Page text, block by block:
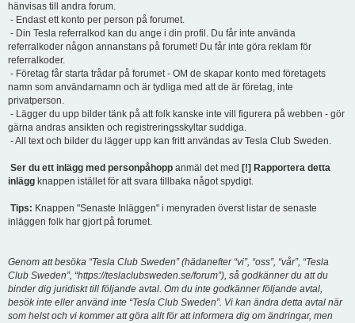
hänvisas till andra forum.
- Endast ett konto per person på forumet.
- Din Tesla referralkod kan du ange i din profil. Du får inte använda
referralkoder någon annanstans på forumet! Du får inte göra reklam för
referralkoder.
- Företag får starta trådar på forumet - OM de skapar konto med företagets
namn som användarnamn och är tydliga med att de är företag, inte
privatperson.
- Lägger du upp bilder tänk på att folk kanske inte vill figurera på webben - gör
gärna andras ansikten och registreringsskyltar suddiga.
- All text och bilder du lägger upp kan fritt användas av Tesla Club Sweden.
Ser du ett inlägg med personpåhopp anmäl det med [!] Rapportera detta
inlägg knappen istället för att svara tillbaka något spydigt.
Tips: Knappen "Senaste Inläggen" i menyraden överst listar de senaste
inläggen folk har gjort på forumet.
Genom att besöka “Tesla Club Sweden” (hädanefter “vi”, “oss”, “vår”, “Tesla
Club Sweden”, “https://teslaclubsweden.se/forum”), så godkänner du att du
binder dig juridiskt till följande avtal. Om du inte godkänner följande avtal,
besök inte eller använd inte “Tesla Club Sweden”. Vi kan ändra detta avtal när
som helst och vi kommer att göra allt för att informera dig om ändringar, men